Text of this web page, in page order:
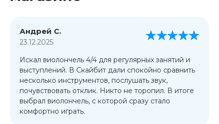
Андрей С.
23.12.2025
Искал виолончель 4/4 для регулярных занятий и
выступлений. В Скайбит дали спокойно сравнить
несколько инструментов, послушать звук,
почувствовать отклик. Никто не торопил. В итоге
выбрал виолончель, с которой сразу стало
комфортно играть.